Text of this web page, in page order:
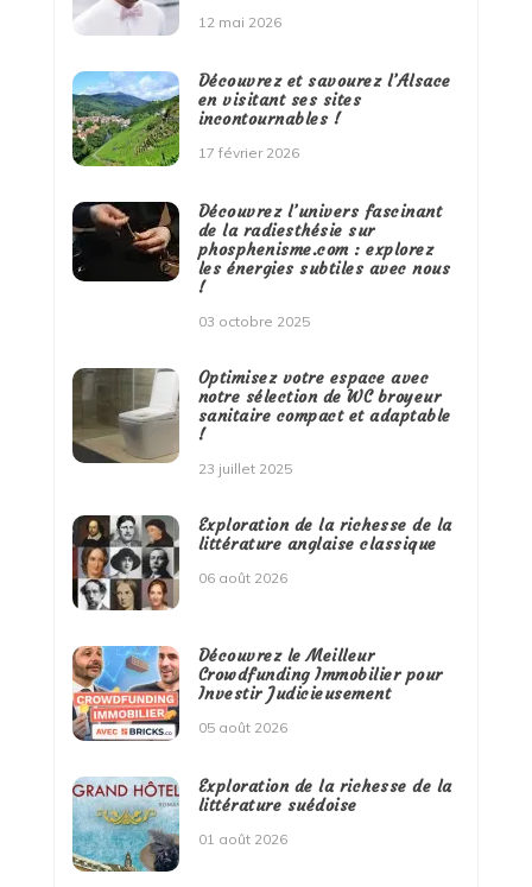
12 mai 2026
Découvrez et savourez l’Alsace
en visitant ses sites
incontournables !
17 février 2026
Découvrez l’univers fascinant
de la radiesthésie sur
phosphenisme.com : explorez
les énergies subtiles avec nous
!
03 octobre 2025
Optimisez votre espace avec
notre sélection de WC broyeur
sanitaire compact et adaptable
!
23 juillet 2025
Exploration de la richesse de la
littérature anglaise classique
06 août 2026
Découvrez le Meilleur
Crowdfunding Immobilier pour
Investir Judicieusement
05 août 2026
Exploration de la richesse de la
littérature suédoise
01 août 2026